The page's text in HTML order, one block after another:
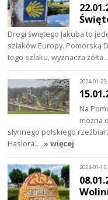
Drogi świętego Jakuba to
szlaków Europy. Pomorską
tego szlaku, wyznacza żółta…
2024-01-
Na
można
słynnego polskiego
Hasiora… » więcej
2024-01-